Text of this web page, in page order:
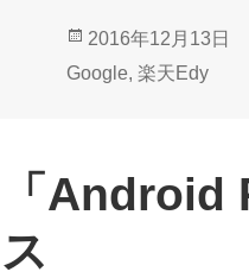
投
稿
2016年12月13日
Google,楽天Edy
「Android
ス